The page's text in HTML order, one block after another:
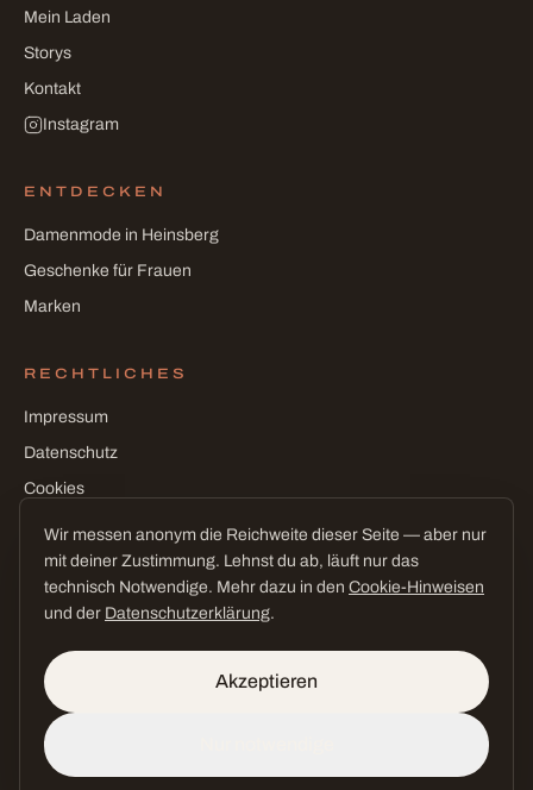
Mein Laden
Storys
Kontakt
Instagram
ENTDECKEN
Damenmode in Heinsberg
Geschenke für Frauen
Marken
RECHTLICHES
Impressum
Datenschutz
Cookies
Cookie-Einstellungen
Wir messen anonym die Reichweite dieser Seite — aber nur
mit deiner Zustimmung. Lehnst du ab, läuft nur das
technisch Notwendige. Mehr dazu in den Cookie-Hinweisen
und der Datenschutzerklärung.
Akzeptieren